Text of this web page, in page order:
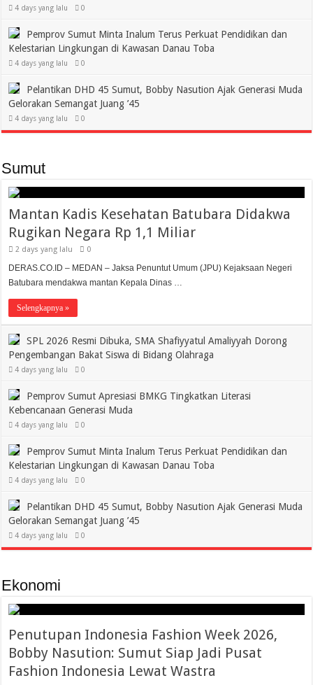
4 days yang lalu 0
Pemprov Sumut Minta Inalum Terus Perkuat Pendidikan dan
Kelestarian Lingkungan di Kawasan Danau Toba
4 days yang lalu 0
Pelantikan DHD 45 Sumut, Bobby Nasution Ajak Generasi Muda
Gelorakan Semangat Juang ’45
4 days yang lalu 0
Sumut
Mantan Kadis Kesehatan Batubara Didakwa
Rugikan Negara Rp 1,1 Miliar
2 days yang lalu 0
DERAS.CO.ID – MEDAN – Jaksa Penuntut Umum (JPU) Kejaksaan Negeri
Batubara mendakwa mantan Kepala Dinas …
Selengkapnya »
SPL 2026 Resmi Dibuka, SMA Shafiyyatul Amaliyyah Dorong
Pengembangan Bakat Siswa di Bidang Olahraga
4 days yang lalu 0
Pemprov Sumut Apresiasi BMKG Tingkatkan Literasi
Kebencanaan Generasi Muda
4 days yang lalu 0
Pemprov Sumut Minta Inalum Terus Perkuat Pendidikan dan
Kelestarian Lingkungan di Kawasan Danau Toba
4 days yang lalu 0
Pelantikan DHD 45 Sumut, Bobby Nasution Ajak Generasi Muda
Gelorakan Semangat Juang ’45
4 days yang lalu 0
Ekonomi
Penutupan Indonesia Fashion Week 2026,
Bobby Nasution: Sumut Siap Jadi Pusat
Fashion Indonesia Lewat Wastra